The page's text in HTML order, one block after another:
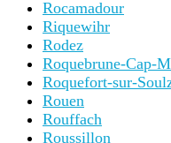
Rocamadour
Riquewihr
Rodez
Roquebrune-Cap-
Roquefort-sur-
Rouen
Rouffach
Roussillon